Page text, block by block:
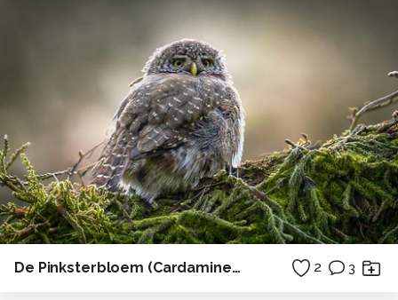
De Pinksterbloem (Cardamine pratensis) 2 3